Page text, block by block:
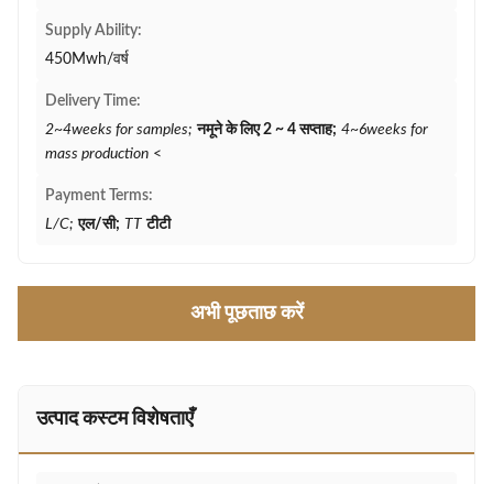
Supply Ability:
450Mwh/वर्ष
Delivery Time:
2~4weeks for samples; नमूने के लिए 2 ~ 4 सप्ताह; 4~6weeks for
mass production <
Payment Terms:
L/C; एल/सी; TT टीटी
अभी पूछताछ करें
उत्पाद कस्टम विशेषताएँ